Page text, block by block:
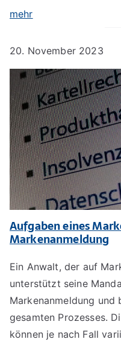
mehr
20. November 2023
Aufgaben eines
Markenanmeldung
Ein Anwalt, der auf
unterstützt seine
Markenanmeldung
gesamten Prozesses.
können je nach Fall